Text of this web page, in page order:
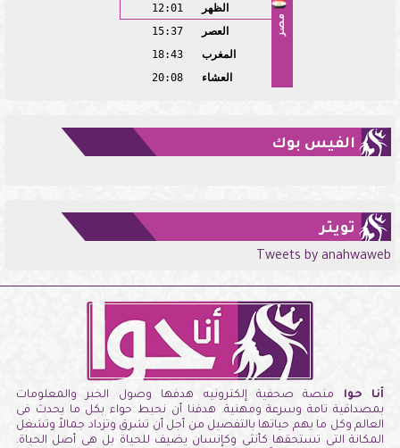
مصر
الظهر
12:01
العصر
15:37
المغرب
18:43
العشاء
20:08
الفيس بوك
تويتر
Tweets by anahwaweb
أنا حوا منصة صحفية إلكترونيه هدفها وصول الخبر والمعلومات
بمصداقية تامة وسرعة ومهنية. هدفنا أن نحيط حواء بكل ما يحدث فى
العالم وكل ما يهم حياتها بالتفصيل من أجل أن تشرق وتزداد جمالاً وتشغل
المكانة التى تستحقها كأنثى وكإنسان يضيف للحياة بل هى أصل الحياة.